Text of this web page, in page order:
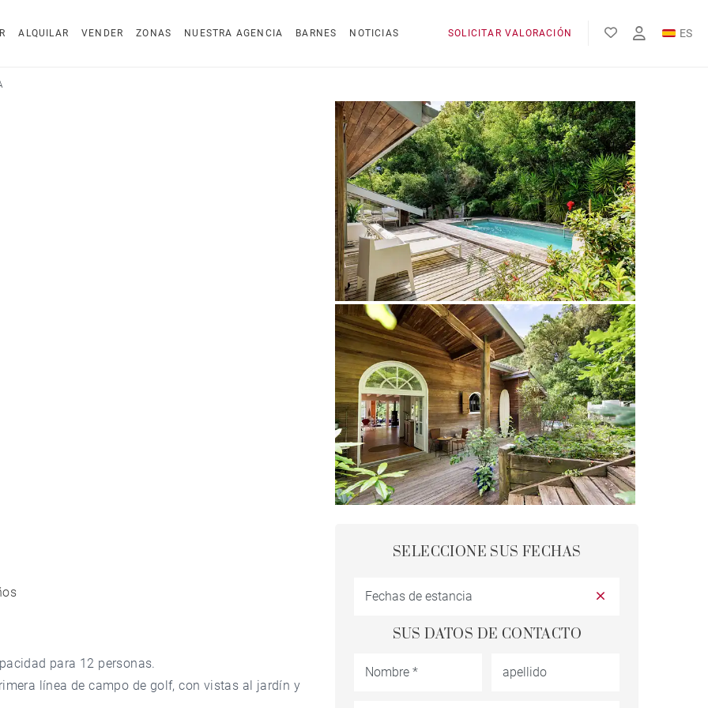
ALQUILAR VENDER ZONAS NUESTRA AGENCIA BARNES NOTICIAS SOLICITAR VALORACIÓN ES
EN
para 12 personas.
línea de campo de golf, con vistas al jardín y
SELECCIONE SUS FECHAS
SUS DATOS DE CONTACTO